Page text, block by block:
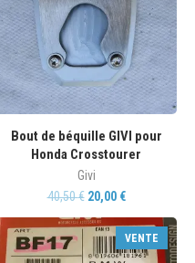
Bout de béquille GIVI pour
Honda Crosstourer
Givi
40,50€ 20,00 €
VENTE